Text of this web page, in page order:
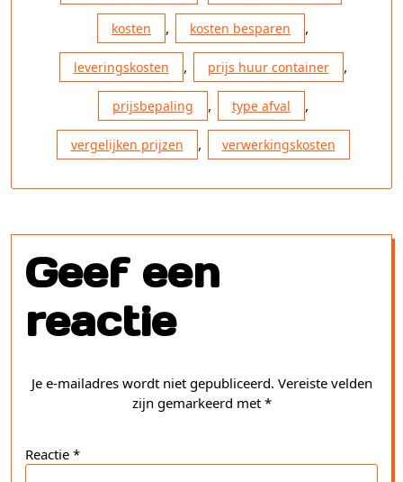
kosten , kosten besparen ,
leveringskosten , prijs huur container ,
prijsbepaling , type afval ,
vergelijken prijzen , verwerkingskosten
Geef een
reactie
Je e-mailadres wordt niet gepubliceerd. Vereiste velden
zijn gemarkeerd met *
Reactie *